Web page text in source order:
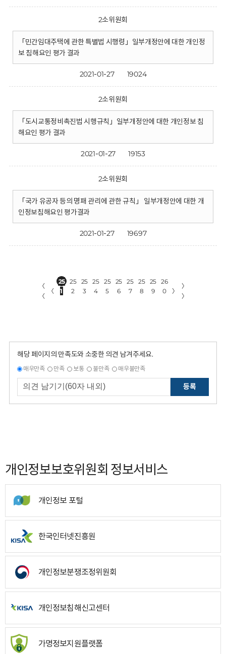
2소위원회
「민간임대주택에 관한 특별법 시행령」일부개정안에 대한 개인정
보 침해요인 평가 결과
2021-01-27 19024
2소위원회
「도시교통정비촉진법 시행규칙」일부개정안에 대한 개인정보 침
해요인 평가 결과
2021-01-27 19153
2소위원회
「국가 유공자 등의 명패 관리에 관한 규칙」 일부개정안에 대한 개
인정보침해요인 평가결과
2021-01-27 19697
〈
〈
〈
25
1
25
2
25
3
25
4
25
5
25
6
25
7
25
8
25
9
26
0
〉
〉
〉
해당 페이지의 만족도와 소중한 의견 남겨주세요.
매우만족 만족 보통 불만족 매우불만족
등록
개인정보보호위원회 정보서비스
개인정보 포털
한국인터넷진흥원
개인정보분쟁조정위원회
개인정보침해신고센터
가명정보지원플랫폼